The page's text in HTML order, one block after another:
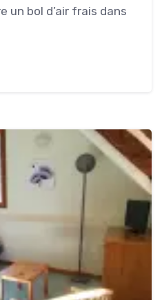
un bol d’air frais dans